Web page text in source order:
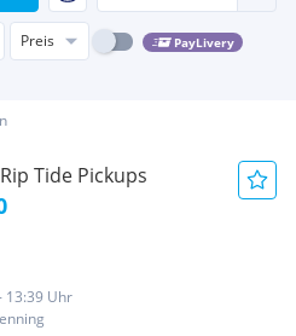
Preis PayLivery
Tide Pickups
13:39 Uhr